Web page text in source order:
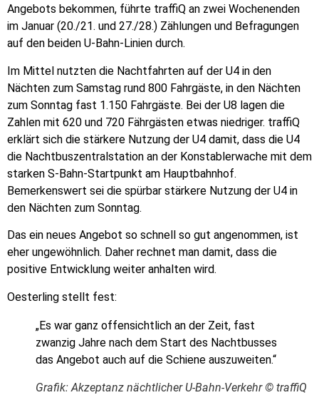
Angebots bekommen, führte traffiQ an zwei Wochenenden
im Januar (20./21. und 27./28.) Zählungen und Befragungen
auf den beiden U-Bahn-Linien durch.
Im Mittel nutzten die Nachtfahrten auf der U4 in den
Nächten zum Samstag rund 800 Fahrgäste, in den Nächten
zum Sonntag fast 1.150 Fahrgäste. Bei der U8 lagen die
Zahlen mit 620 und 720 Fährgästen etwas niedriger. traffiQ
erklärt sich die stärkere Nutzung der U4 damit, dass die U4
die Nachtbuszentralstation an der Konstablerwache mit dem
starken S-Bahn-Startpunkt am Hauptbahnhof.
Bemerkenswert sei die spürbar stärkere Nutzung der U4 in
den Nächten zum Sonntag.
Das ein neues Angebot so schnell so gut angenommen, ist
eher ungewöhnlich. Daher rechnet man damit, dass die
positive Entwicklung weiter anhalten wird.
Oesterling stellt fest:
„Es war ganz offensichtlich an der Zeit, fast
zwanzig Jahre nach dem Start des Nachtbusses
das Angebot auch auf die Schiene auszuweiten.“
Grafik: Akzeptanz nächtlicher U-Bahn-Verkehr © traffiQ